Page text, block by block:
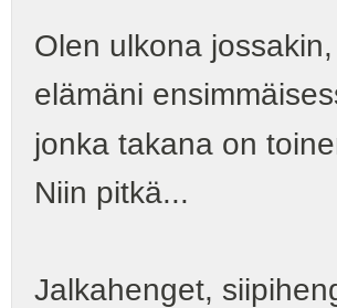
Olen ulkona
elämäni
jonka takana on
Niin pitkä...
Jalkahenget,